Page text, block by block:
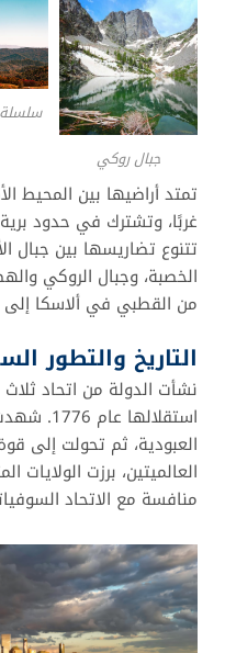
جبال روكي
تمتد أراضيها بين المحيط
غربًا، وتشترك في حدود
تتنوع تضاريسها بين
الخصبة، وجبال الروكي
من القطبي في ألاسكا إلى
التاريخ والتطور
نشأت الدولة من اتحاد
العبودية، ثم تحولت إلى
العالميتين، برزت
منافسة مع الاتحاد